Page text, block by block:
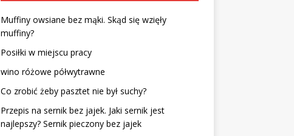
Muffiny owsiane bez mąki. Skąd się wzięły
muffiny?
Posiłki w miejscu pracy
wino różowe półwytrawne
Co zrobić żeby pasztet nie był suchy?
Przepis na sernik bez jajek. Jaki sernik jest
najlepszy? Sernik pieczony bez jajek